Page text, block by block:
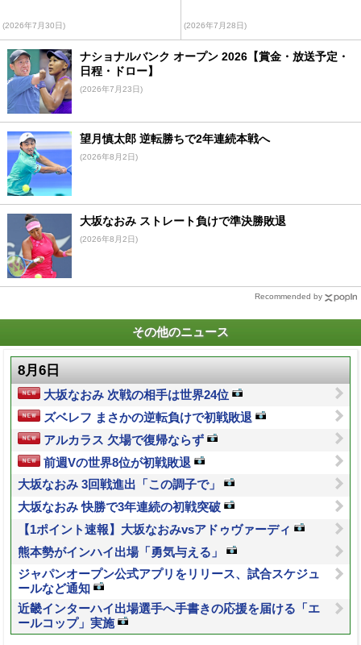
(2026年7月30日) (2026年7月28日)
ナショナルバンク オープン 2026【賞金・放送予定・
日程・ドロー】
(2026年7月23日)
望月慎太郎 逆転勝ちで2年連続本戦へ
(2026年8月2日)
大坂なおみ ストレート負けで準決勝敗退
(2026年8月2日)
Recommended by
その他のニュース
8月6日
大坂なおみ 次戦の相手は世界24位
ズベレフ まさかの逆転負けで初戦敗退
アルカラス 欠場で復帰ならず
前週Vの世界8位が初戦敗退
大坂なおみ 3回戦進出「この調子で」
大坂なおみ 快勝で3年連続の初戦突破
【1ポイント速報】大坂なおみvsアドゥヴァーディ
熊本勢がインハイ出場「勇気与える」
ジャパンオープン公式アプリをリリース、試合スケジュ
ールなど通知
近畿インターハイ出場選手へ手書きの応援を届ける「エ
ールコップ」実施